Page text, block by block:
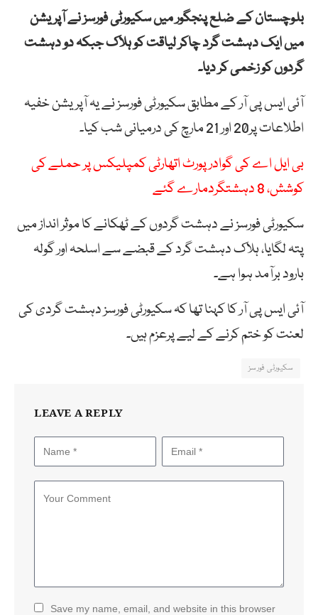
بلوچستان کے ضلع پنجگور میں سکیورٹی فورسز نے آپریشن
میں ایک دہشت گرد چاکر لیاقت کو ہلاک جبکہ دو دہشت
گردوں کو زخمی کر دیا۔
آئی ایس پی آر کے مطابق سکیورٹی فورسز نے یہ آپریشن خفیہ
اطلاعات پر20 اور 21 مارچ کی درمیانی شب کیا۔
بی ایل اے کی گوادر پورٹ اتھارٹی کمپلیکس پر حملے کی
کوشش، 8 دہشتگردمارے گئے
سکیورٹی فورسز نے دہشت گردوں کے ٹھکانے کا موثر انداز میں
پتہ لگایا، ہلاک دہشت گرد کے قبضے سے اسلحہ اور گولہ
بارود برآمد ہوا ہے۔
آئی ایس پی آر کا کہنا تھا کہ سکیورٹی فورسز دہشت گردی کی
لعنت کو ختم کرنے کے لیے پرعزم ہیں۔
سکیورٹی فورسز
LEAVE A REPLY
Save my name, email, and website in this browser